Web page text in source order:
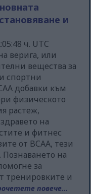
и
ч. UTC
верига, или
вещества за
спортни
добавки към
физическото
растеж,
на
и фитнес
от BCAA, тези
на
за
тренировките и
повече...